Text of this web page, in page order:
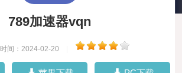
789加速器vqn
时间：2024-02-20